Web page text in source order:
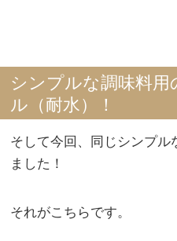
シンプルな調味料
ル（耐水）！
そして今回、同じシンプル
ました！
それがこちらです。